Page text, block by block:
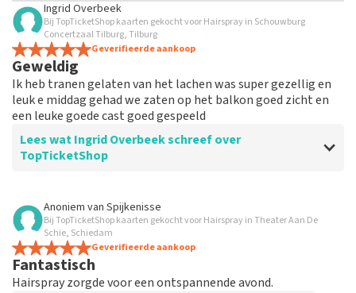
Ingrid Overbeek
Bij TopTicketShop kaarten gekocht voor Hairspray in Schouwburg
Concertzaal Tilburg, Tilburg
Geverifieerde aankoop
Geweldig
Ik heb tranen gelaten van het lachen was super gezellig en
leuk e middag gehad we zaten op het balkon goed zicht en
een leuke goede cast goed gespeeld
Lees wat Ingrid Overbeek schreef over
TopTicketShop
Beoordeling van Ingrid Overbeek over
Goed
Goed
Anoniem van Spijkenisse
Bij TopTicketShop kaarten gekocht voor Hairspray in Theater Aan De
Schie, Schiedam
Geverifieerde aankoop
Fantastisch
Hairspray zorgde voor een ontspannende avond.